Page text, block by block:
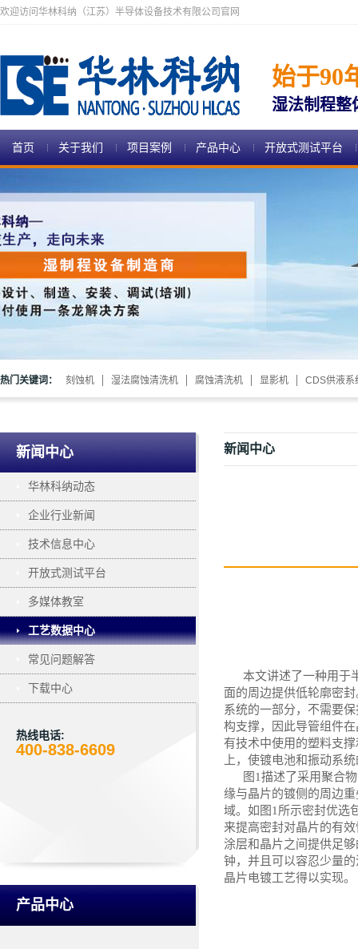
欢迎访问华林科纳（江苏）半导体设备技术有限公司官网
始于90
湿法制程整
首页 关于我们 项目案例 产品中心 开放式测试平台
热门关键词： 刻蚀机 湿法腐蚀清洗机 腐蚀清洗机 显影机 CDS供液系
新闻中心
华林科纳动态
企业行业新闻
技术信息中心
开放式测试平台
多媒体教室
工艺数据中心
常见问题解答
下载中心
热线电话:
400-838-6609
产品中心
新闻中心
本文讲述了一种用于
面的周边提供低轮廓密
系统的一部分，不需要
构支撑，因此导管组件
有技术中使用的塑料支
上，使镀电池和振动系
图 1描述了采用聚合
缘与晶片的镀侧的周边
域。如图1 所示密封优选
来提高密封对晶片的有
涂层和晶片之间提供足
钟，并且可以容忍少量
晶片电镀工艺得以实现。